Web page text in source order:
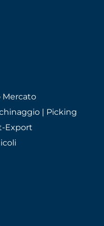
Mercato
| Picking
Export